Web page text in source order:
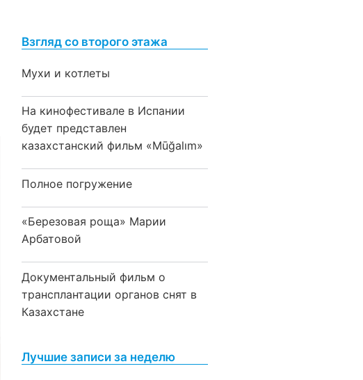
Взгляд со второго этажа
Мухи и котлеты
На кинофестивале в Испании
будет представлен
казахстанский фильм «Mūğalım»
Полное погружение
«Березовая роща» Марии
Арбатовой
Документальный фильм о
трансплантации органов снят в
Казахстане
Лучшие записи за неделю